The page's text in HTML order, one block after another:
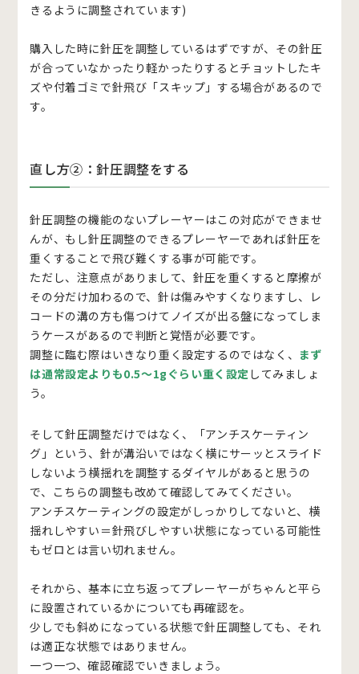
きるように調整されています)
購入した時に針圧を調整しているはずですが、その針圧
が合っていなかったり軽かったりするとチョットしたキ
ズや付着ゴミで針飛び「スキップ」する場合があるので
す。
直し方②：針圧調整をする
針圧調整の機能のないプレーヤーはこの対応ができませ
んが、もし針圧調整のできるプレーヤーであれば針圧を
重くすることで飛び難くする事が可能です。
ただし、注意点がありまして、針圧を重くすると摩擦が
その分だけ加わるので、針は傷みやすくなりますし、レ
コードの溝の方も傷つけてノイズが出る盤になってしま
うケースがあるので判断と覚悟が必要です。
調整に臨む際はいきなり重く設定するのではなく、 まず
は通常設定よりも0.5～1gぐらい重く設定 してみましょ
う。
そして針圧調整だけではなく、「アンチスケーティン
グ」という、針が溝沿いではなく横にサーッとスライド
しないよう横揺れを調整するダイヤルがあると思うの
で、こちらの調整も改めて確認してみてください。
アンチスケーティングの設定がしっかりしてないと、横
揺れしやすい＝針飛びしやすい状態になっている可能性
もゼロとは言い切れません。
それから、基本に立ち返ってプレーヤーがちゃんと平ら
に設置されているかについても再確認を。
少しでも斜めになっている状態で針圧調整しても、それ
は適正な状態ではありません。
一つ一つ、確認確認でいきましょう。